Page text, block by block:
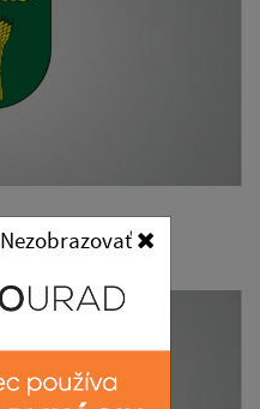
Nezobrazovať